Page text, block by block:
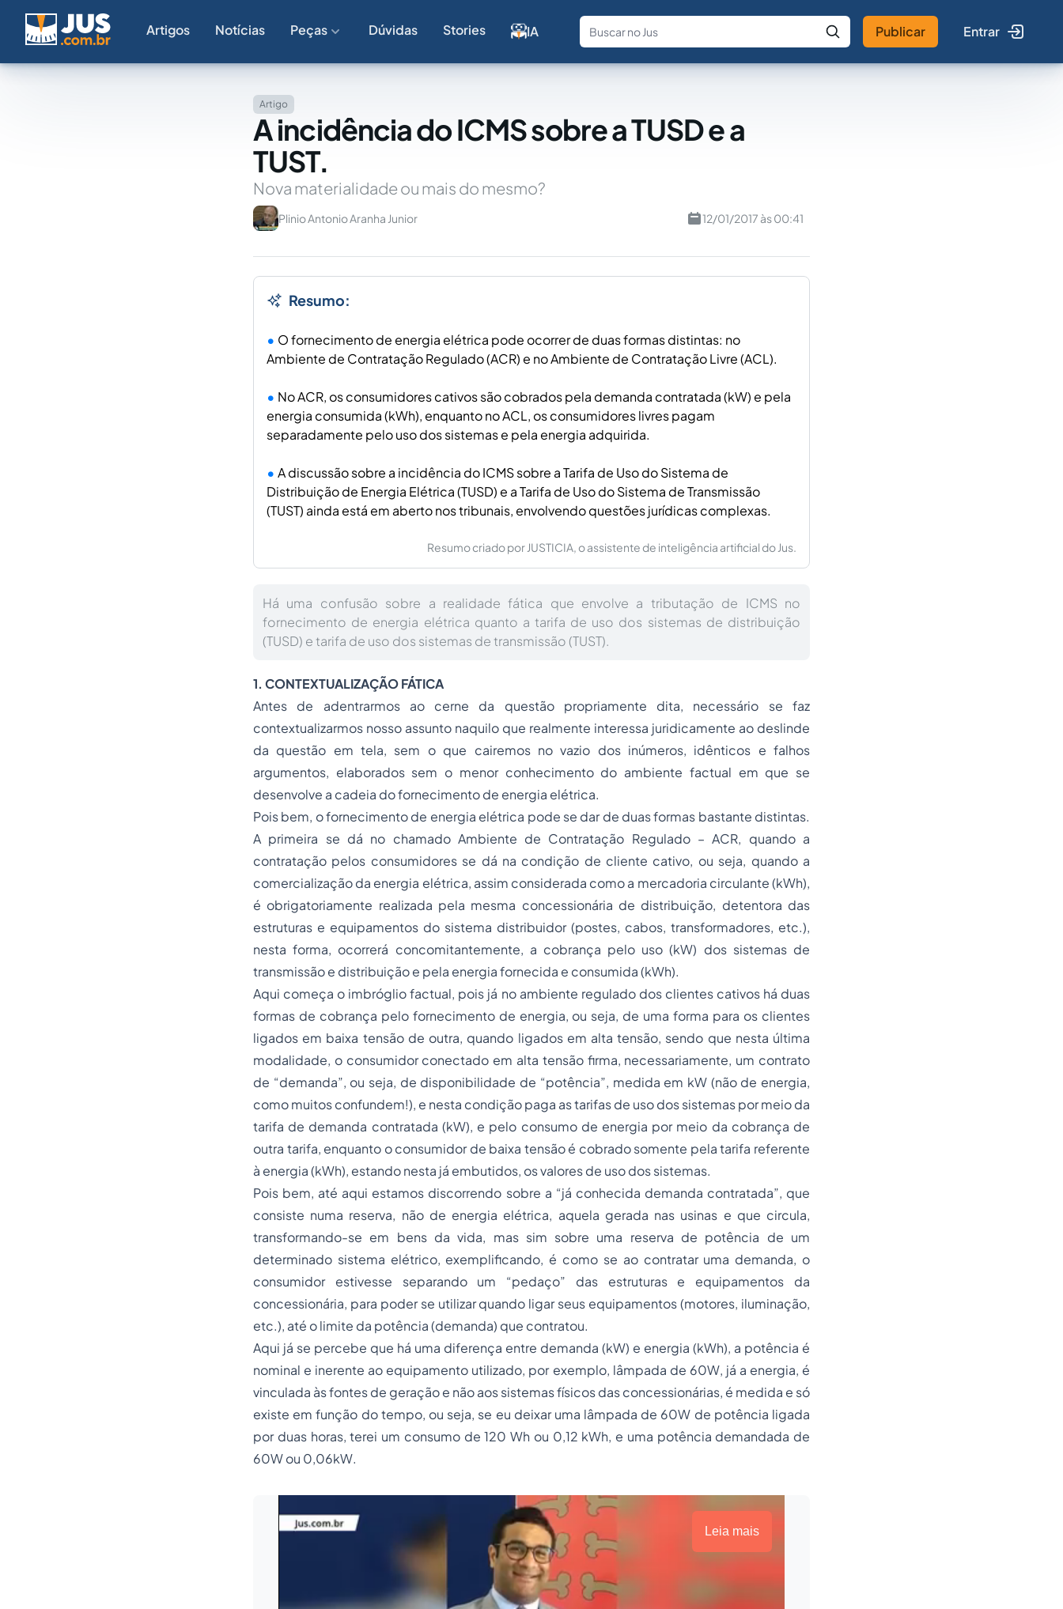
Artigos Notícias Peças Dúvidas Stories IA
Fale com a IA Buscar no Jus
Publicar Entrar
Artigo
A incidência do ICMS sobre a TUSD e a
TUST.
Nova materialidade ou mais do mesmo?
Plinio Antonio Aranha Junior 12/01/2017 às 00:41
Resumo:
O fornecimento de energia elétrica pode ocorrer de duas formas distintas: no
Ambiente de Contratação Regulado (ACR) e no Ambiente de Contratação Livre (ACL).
No ACR, os consumidores cativos são cobrados pela demanda contratada (kW) e pela
energia consumida (kWh), enquanto no ACL, os consumidores livres pagam
separadamente pelo uso dos sistemas e pela energia adquirida.
A discussão sobre a incidência do ICMS sobre a Tarifa de Uso do Sistema de
Distribuição de Energia Elétrica (TUSD) e a Tarifa de Uso do Sistema de Transmissão
(TUST) ainda está em aberto nos tribunais, envolvendo questões jurídicas complexas.
Resumo criado por JUSTICIA, o assistente de inteligência artificial do Jus.
Há uma confusão sobre a realidade fática que envolve a tributação de ICMS no
fornecimento de energia elétrica quanto a tarifa de uso dos sistemas de distribuição
(TUSD) e tarifa de uso dos sistemas de transmissão (TUST).
1. CONTEXTUALIZAÇÃO FÁTICA
Antes de adentrarmos ao cerne da questão propriamente dita, necessário se faz
contextualizarmos nosso assunto naquilo que realmente interessa juridicamente ao deslinde
da questão em tela, sem o que cairemos no vazio dos inúmeros, idênticos e falhos
argumentos, elaborados sem o menor conhecimento do ambiente factual em que se
desenvolve a cadeia do fornecimento de energia elétrica.
Pois bem, o fornecimento de energia elétrica pode se dar de duas formas bastante distintas.
A primeira se dá no chamado Ambiente de Contratação Regulado – ACR, quando a
contratação pelos consumidores se dá na condição de cliente cativo, ou seja, quando a
comercialização da energia elétrica, assim considerada como a mercadoria circulante (kWh),
é obrigatoriamente realizada pela mesma concessionária de distribuição, detentora das
estruturas e equipamentos do sistema distribuidor (postes, cabos, transformadores, etc.),
nesta forma, ocorrerá concomitantemente, a cobrança pelo uso (kW) dos sistemas de
transmissão e distribuição e pela energia fornecida e consumida (kWh).
Aqui começa o imbróglio factual, pois já no ambiente regulado dos clientes cativos há duas
formas de cobrança pelo fornecimento de energia, ou seja, de uma forma para os clientes
ligados em baixa tensão de outra, quando ligados em alta tensão, sendo que nesta última
modalidade, o consumidor conectado em alta tensão firma, necessariamente, um contrato
de “demanda”, ou seja, de disponibilidade de “potência”, medida em kW (não de energia,
como muitos confundem!), e nesta condição paga as tarifas de uso dos sistemas por meio da
tarifa de demanda contratada (kW), e pelo consumo de energia por meio da cobrança de
outra tarifa, enquanto o consumidor de baixa tensão é cobrado somente pela tarifa referente
à energia (kWh), estando nesta já embutidos, os valores de uso dos sistemas.
Pois bem, até aqui estamos discorrendo sobre a “já conhecida demanda contratada”, que
consiste numa reserva, não de energia elétrica, aquela gerada nas usinas e que circula,
transformando-se em bens da vida, mas sim sobre uma reserva de potência de um
determinado sistema elétrico, exemplificando, é como se ao contratar uma demanda, o
consumidor estivesse separando um “pedaço” das estruturas e equipamentos da
concessionária, para poder se utilizar quando ligar seus equipamentos (motores, iluminação,
etc.), até o limite da potência (demanda) que contratou.
Aqui já se percebe que há uma diferença entre demanda (kW) e energia (kWh), a potência é
nominal e inerente ao equipamento utilizado, por exemplo, lâmpada de 60W, já a energia, é
vinculada às fontes de geração e não aos sistemas físicos das concessionárias, é medida e só
existe em função do tempo, ou seja, se eu deixar uma lâmpada de 60W de potência ligada
por duas horas, terei um consumo de 120 Wh ou 0,12 kWh, e uma potência demandada de
60W ou 0,06kW.
Leia mais